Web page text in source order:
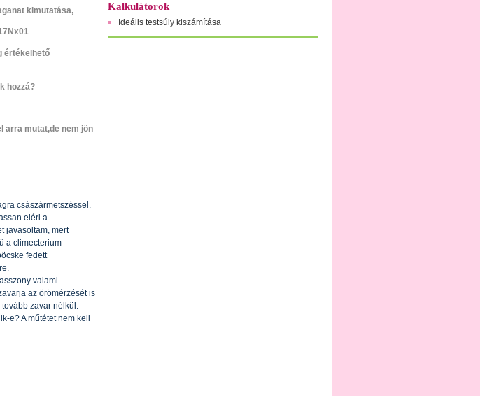
kimutatása,
értékelhető
hozzá?
arra mutat,de nem jön
császármetszéssel.
eléri a
javasoltam, mert
a climecterium
fedett
valami
az örömérzését is
zavar nélkül.
e? A műtétet nem kell
Kalkulátorok
Ideális testsúly kiszámítása